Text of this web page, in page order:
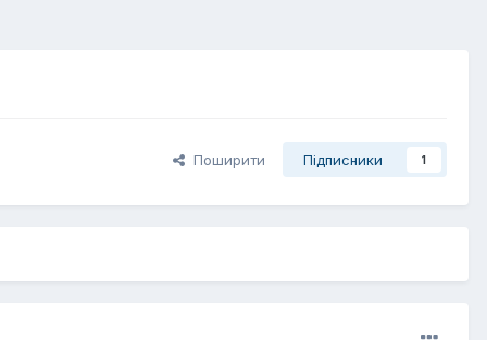
Поширити Підписники 1